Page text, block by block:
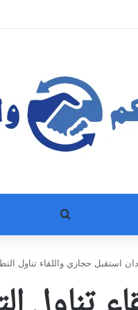
بحث عن
استقبل حجازي واللقاء تناول